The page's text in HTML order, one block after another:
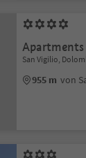
San Vigilio,
955 m von